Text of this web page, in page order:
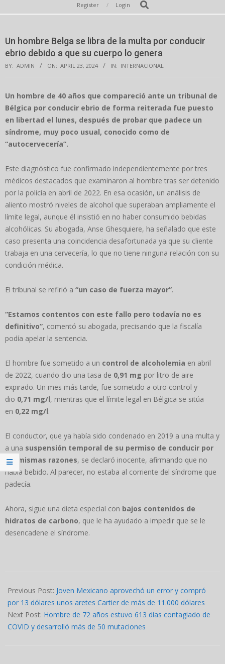
Navigation
Register Login Search
Un hombre Belga se libra de la multa por conducir
ebrio debido a que su cuerpo lo genera
BY: ADMIN ON: APRIL 23, 2024 IN: INTERNACIONAL
Un hombre de 40 años que compareció ante un tribunal de
Bélgica por conducir ebrio de forma reiterada fue puesto
en libertad el lunes, después de probar que padece un
síndrome, muy poco usual, conocido como de
“autocervecería”.
Este diagnóstico fue confirmado independientemente por tres
médicos destacados que examinaron al hombre tras ser detenido
por la policía en abril de 2022. En esa ocasión, un análisis de
aliento mostró niveles de alcohol que superaban ampliamente el
límite legal, aunque él insistió en no haber consumido bebidas
alcohólicas. Su abogada, Anse Ghesquiere, ha señalado que este
caso presenta una coincidencia desafortunada ya que su cliente
trabaja en una cervecería, lo que no tiene ninguna relación con su
condición médica.
El tribunal se refirió a “un caso de fuerza mayor”.
“Estamos contentos con este fallo pero todavía no es
definitivo”, comentó su abogada, precisando que la fiscalía
podía apelar la sentencia.
El hombre fue sometido a un control de alcoholemia en abril
de 2022, cuando dio una tasa de 0,91 mg por litro de aire
expirado. Un mes más tarde, fue sometido a otro control y
dio 0,71 mg/l, mientras que el límite legal en Bélgica se sitúa
en 0,22 mg/l.
El conductor, que ya había sido condenado en 2019 a una multa y
a una suspensión temporal de su permiso de conducir por
las mismas razones, se declaró inocente, afirmando que no
había bebido. Al parecer, no estaba al corriente del síndrome que
padecía.
Ahora, sigue una dieta especial con bajos contenidos de
hidratos de carbono, que le ha ayudado a impedir que se le
desencadene el síndrome.
04-
23
Previous Post: Joven Mexicano aprovechó un error y compró
por 13 dólares unos aretes Cartier de más de 11.000 dólares
Next Post: Hombre de 72 años estuvo 613 días contagiado de
COVID y desarrolló más de 50 mutaciones